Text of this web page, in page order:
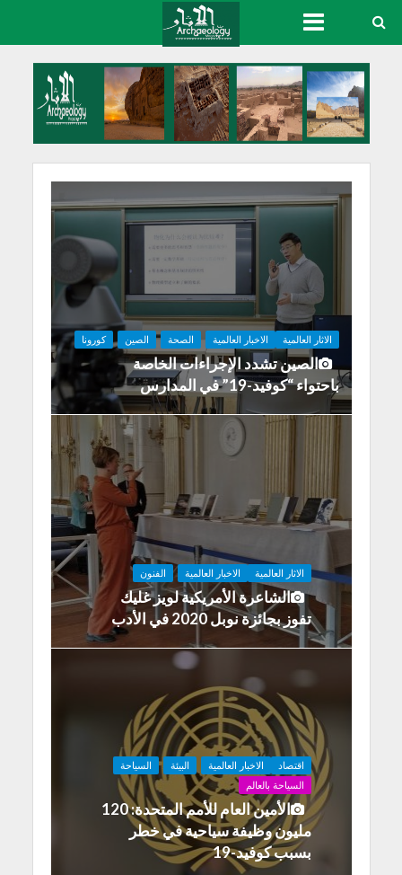
الاثار العالمية الاخبار العالمية الصحة الصين كورونا
الصين تشدد الإجراءات الخاصة
باحتواء “كوفيد-19” في المدارس
الاثار العالمية الاخبار العالمية الفنون
الشاعرة الأمريكية لويز غليك
تفوز بجائزة نوبل 2020 في الأدب
اقتصاد الاخبار العالمية البيئة
السياحة
السياحة بالعالم
الأمين العام للأمم المتحدة: 120
مليون وظيفة سياحية في خطر
بسبب كوفيد-19